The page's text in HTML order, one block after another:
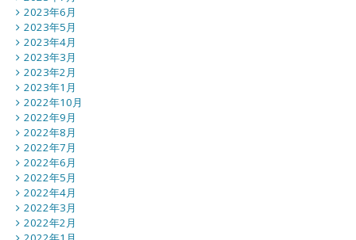
2023年6月
2023年5月
2023年4月
2023年3月
2023年2月
2023年1月
2022年10月
2022年9月
2022年8月
2022年7月
2022年6月
2022年5月
2022年4月
2022年3月
2022年2月